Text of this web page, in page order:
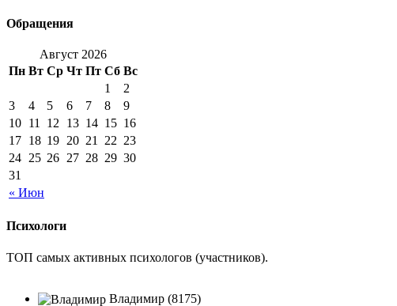
Обращения
Август 2026
Пн Вт Ср Чт Пт Сб Вс
« Июн
1
2
3
4 5 6 7 8
9
10 11 12 13 14 15 16
17 18 19 20 21 22 23
24 25 26 27 28 29 30
31
Психологи
ТОП самых активных психологов (участников).
Владимир (8175)